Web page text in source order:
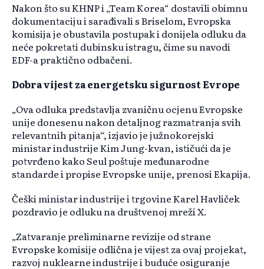
Nakon što su KHNP i „Team Korea“ dostavili obimnu
dokumentaciju i sarađivali s Briselom, Evropska
komisija je obustavila postupak i donijela odluku da
neće pokretati dubinsku istragu, čime su navodi
EDF-a praktično odbačeni.
Dobra vijest za energetsku sigurnost Evrope
„Ova odluka predstavlja zvaničnu ocjenu Evropske
unije donesenu nakon detaljnog razmatranja svih
relevantnih pitanja“, izjavio je južnokorejski
ministar industrije Kim Jung-kvan, ističući da je
potvrđeno kako Seul poštuje međunarodne
standarde i propise Evropske unije, prenosi Ekapija.
Češki ministar industrije i trgovine Karel Havliček
pozdravio je odluku na društvenoj mreži X.
„Zatvaranje preliminarne revizije od strane
Evropske komisije odlična je vijest za ovaj projekat,
razvoj nuklearne industrije i buduće osiguranje